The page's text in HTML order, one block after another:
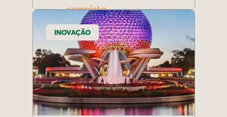
completa
INOVAÇÃO